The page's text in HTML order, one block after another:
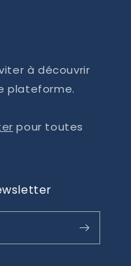
à découvrir
plateforme.
pour toutes